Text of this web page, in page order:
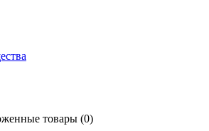
товары (0)